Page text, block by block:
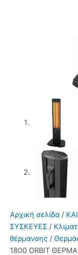
Αρχική σελίδα /
ΣΥΣΚΕΥΕΣ /
θέρμανσης /
1800 ORBIT